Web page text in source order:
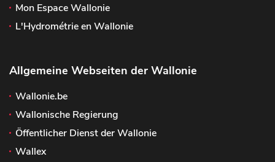
Mon Espace Wallonie
L'Hydrométrie en Wallonie
Allgemeine Webseiten der Wallonie
Wallonie.be
Wallonische Regierung
Öffentlicher Dienst der Wallonie
Wallex